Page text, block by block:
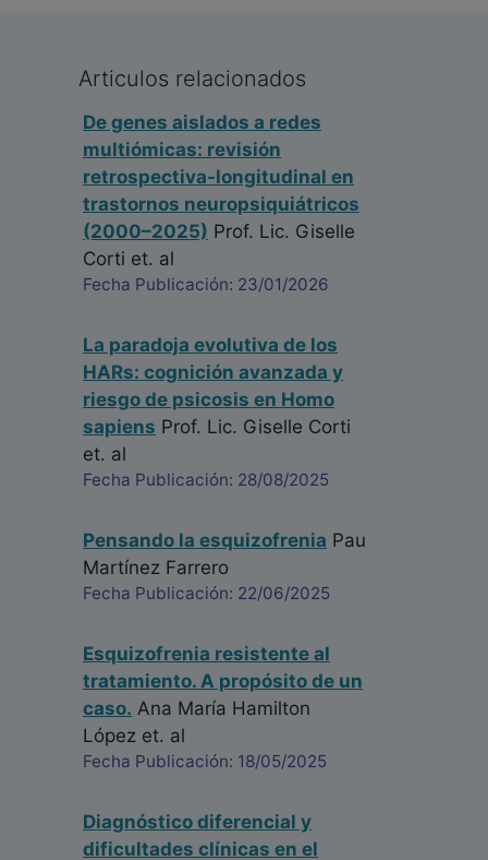
Articulos relacionados
De genes aislados a redes
multiómicas: revisión
retrospectiva-longitudinal en
trastornos neuropsiquiátricos
(2000–2025) Prof. Lic. Giselle
Corti et. al
Fecha Publicación: 23/01/2026
La paradoja evolutiva de los
HARs: cognición avanzada y
riesgo de psicosis en Homo
sapiens Prof. Lic. Giselle Corti
et. al
Fecha Publicación: 28/08/2025
Pensando la esquizofrenia Pau
Martínez Farrero
Fecha Publicación: 22/06/2025
Esquizofrenia resistente al
tratamiento. A propósito de un
caso. Ana María Hamilton
López et. al
Fecha Publicación: 18/05/2025
Diagnóstico diferencial y
dificultades clínicas en el